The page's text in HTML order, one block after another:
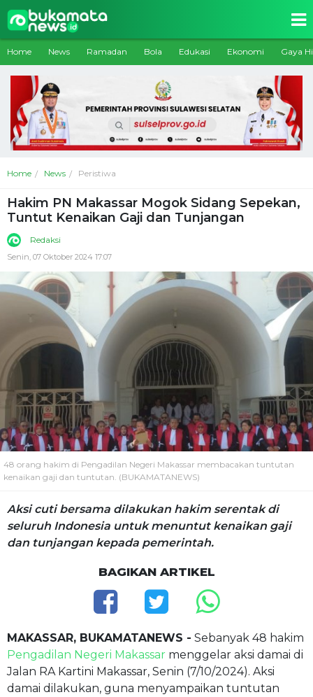
Home News Ramadan Bola Edukasi Ekonomi Gaya
Home News Peristiwa
Hakim PN Makassar Mogok Sidang Sepekan,
Tuntut Kenaikan Gaji dan Tunjangan
Redaksi
Senin, 07 Oktober 2024 17:07
48 orang hakim di Pengadilan Negeri Makassar membacakan tuntutan
kenaikan gaji dan tuntutan. (BUKAMATANEWS)
Aksi cuti bersama dilakukan hakim serentak di
seluruh Indonesia untuk menuntut kenaikan gaji
dan tunjangan kepada pemerintah.
BAGIKAN ARTIKEL
MAKASSAR, BUKAMATANEWS - Sebanyak 48 hakim
Pengadilan Negeri Makassar menggelar aksi damai di
Jalan RA Kartini Makassar, Senin (7/10/2024). Aksi
damai dilakukan, guna menyampaikan tuntutan